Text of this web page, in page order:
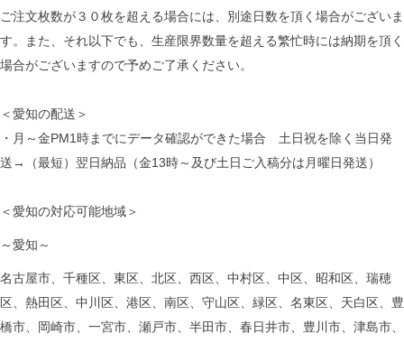
ご注文枚数が３０枚を超える場合には、別途日数を頂く場合がございま
す。また、それ以下でも、生産限界数量を超える繁忙時には納期を頂く
場合がございますので予めご了承ください。
＜愛知の配送＞
・月～金PM1時までにデータ確認ができた場合 土日祝を除く当日発
送→（最短）翌日納品（金13時～及び土日ご入稿分は月曜日発送）
＜愛知の対応可能地域＞
～愛知～
名古屋市、千種区、東区、北区、西区、中村区、中区、昭和区、瑞穂
区、熱田区、中川区、港区、南区、守山区、緑区、名東区、天白区、豊
橋市、岡崎市、一宮市、瀬戸市、半田市、春日井市、豊川市、津島市、